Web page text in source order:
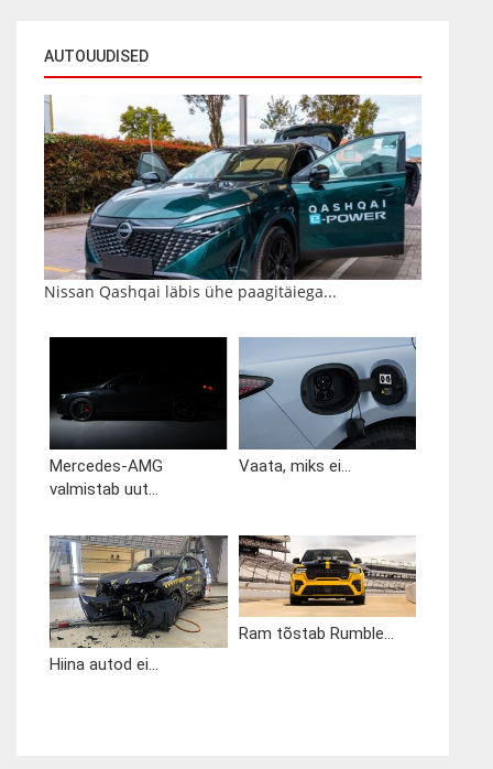
AUTOUUDISED
Nissan Qashqai läbis ühe paagitäiega...
Mercedes-AMG
valmistab uut...
Vaata, miks ei...
Hiina autod ei...
Ram tõstab Rumble...